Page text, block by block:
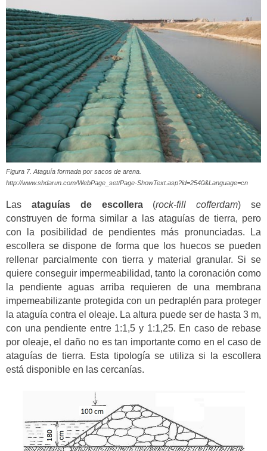
Figura 7. Ataguía formada por sacos de arena.
http://www.shdarun.com/WebPage_set/Page-ShowText.asp?id=2540&Language=cn
Las ataguías de escollera(rock-fill cofferdam) se
construyen de forma similar a las ataguías de tierra, pero
con la posibilidad de pendientes más pronunciadas. La
escollera se dispone de forma que los huecos se pueden
rellenar parcialmente con tierra y material granular. Si se
quiere conseguir impermeabilidad, tanto la coronación como
la pendiente aguas arriba requieren de una membrana
impemeabilizante protegida con un pedraplén para proteger
la ataguía contra el oleaje. La altura puede ser de hasta 3 m,
con una pendiente entre 1:1,5 y 1:1,25. En caso de rebase
por oleaje, el daño no es tan importante como en el caso de
ataguías de tierra. Esta tipología se utiliza si la escollera
está disponible en las cercanías.